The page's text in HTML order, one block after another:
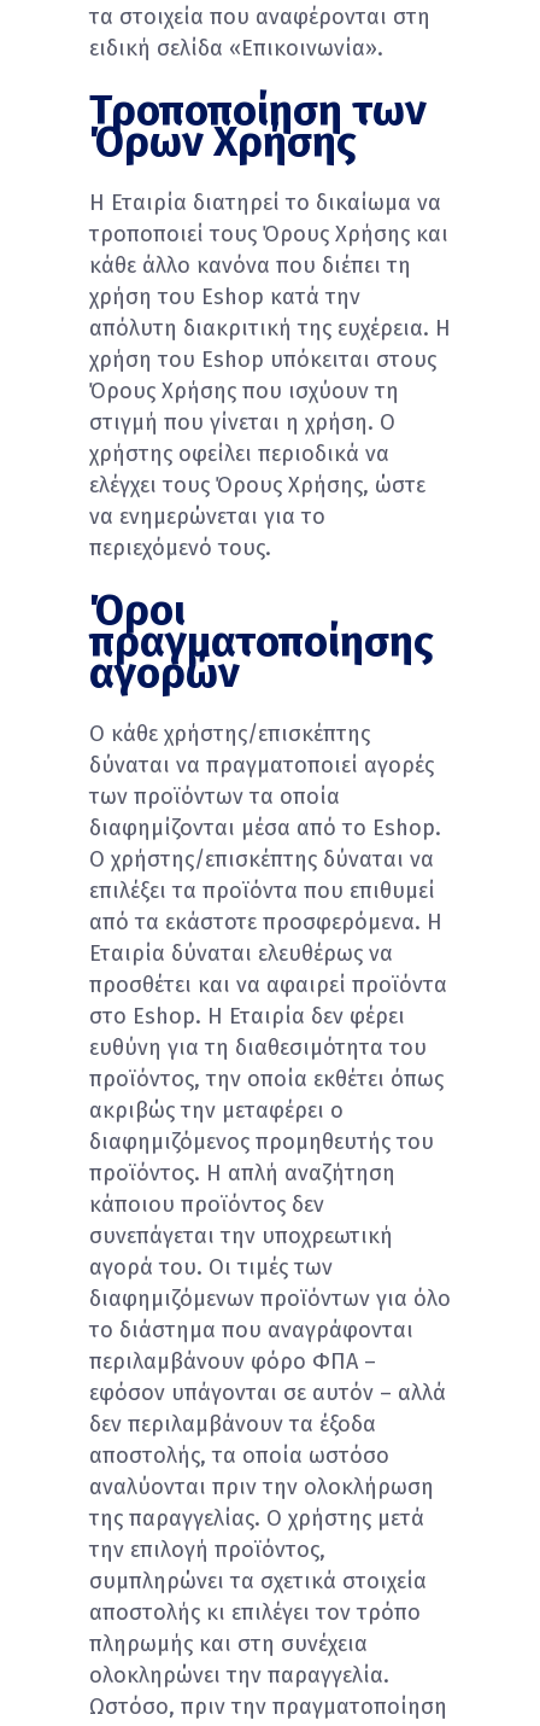
τα στοιχεία που αναφέρονται στη
ειδική σελίδα «Επικοινωνία».
Τροποποίηση των
Όρων Χρήσης
Η Εταιρία διατηρεί το δικαίωμα να
τροποποιεί τους Όρους Χρήσης και
κάθε άλλο κανόνα που διέπει τη
χρήση του Eshop κατά την
απόλυτη διακριτική της ευχέρεια. Η
χρήση του Eshop υπόκειται στους
Όρους Χρήσης που ισχύουν τη
στιγμή που γίνεται η χρήση. Ο
χρήστης οφείλει περιοδικά να
ελέγχει τους Όρους Χρήσης, ώστε
να ενημερώνεται για το
περιεχόμενό τους.
Όροι
πραγματοποίησης
αγορών
Ο κάθε χρήστης/επισκέπτης
δύναται να πραγματοποιεί αγορές
των προϊόντων τα οποία
διαφημίζονται μέσα από το Eshop.
Ο χρήστης/επισκέπτης δύναται να
επιλέξει τα προϊόντα που επιθυμεί
από τα εκάστοτε προσφερόμενα. Η
Εταιρία δύναται ελευθέρως να
προσθέτει και να αφαιρεί προϊόντα
στο Eshop. Η Εταιρία δεν φέρει
ευθύνη για τη διαθεσιμότητα του
προϊόντος, την οποία εκθέτει όπως
ακριβώς την μεταφέρει ο
διαφημιζόμενος προμηθευτής του
προϊόντος. Η απλή αναζήτηση
κάποιου προϊόντος δεν
συνεπάγεται την υποχρεωτική
αγορά του. Οι τιμές των
διαφημιζόμενων προϊόντων για όλο
το διάστημα που αναγράφονται
περιλαμβάνουν φόρο ΦΠΑ –
εφόσον υπάγονται σε αυτόν – αλλά
δεν περιλαμβάνουν τα έξοδα
αποστολής, τα οποία ωστόσο
αναλύονται πριν την ολοκλήρωση
της παραγγελίας. Ο χρήστης μετά
την επιλογή προϊόντος,
συμπληρώνει τα σχετικά στοιχεία
αποστολής κι επιλέγει τον τρόπο
πληρωμής και στη συνέχεια
ολοκληρώνει την παραγγελία.
Ωστόσο, πριν την πραγματοποίηση